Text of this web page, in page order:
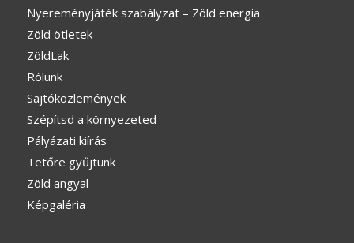
Nyereményjáték szabályzat – Zöld energia
Zöld ötletek
ZöldLak
Rólunk
Sajtóközlemények
Szépítsd a környezeted
Pályázati kiírás
Tetőre gyűjtünk
Zöld angyal
Képgaléria